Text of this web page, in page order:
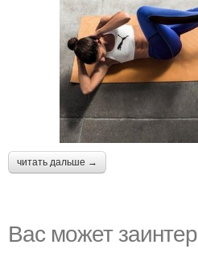
читать дальше →
Вас может